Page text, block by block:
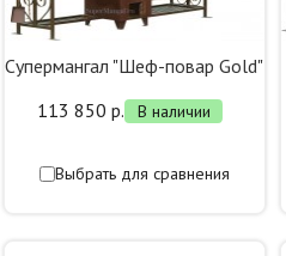
Супермангал "Шеф-повар Gold"
113 850 р.
В наличии
Выбрать для сравнения